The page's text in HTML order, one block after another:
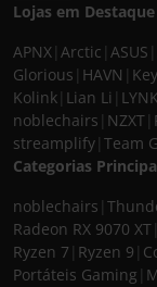
Lojas em Destaque
APNX Arctic ASUS
Glorious HAVN
Kolink Lian Li
noblechairs NZXT
streamplify Team
Categorias
noblechairs
Radeon RX 9070 XT
Ryzen 7 Ryzen 9
Portáteis Gaming